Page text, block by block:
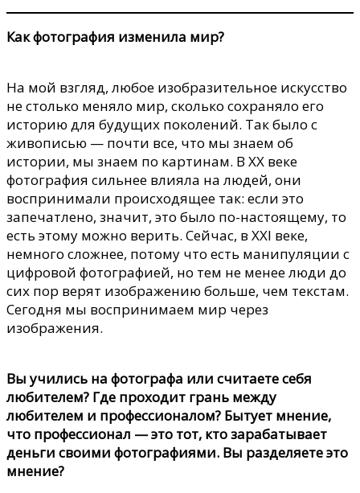
Как фотография изменила мир?
На мой взгляд, любое изобразительное искусство
не столько меняло мир, сколько сохраняло его
историю для будущих поколений. Так было с
живописью — почти все, что мы знаем об
истории, мы знаем по картинам. В ХХ веке
фотография сильнее влияла на людей, они
воспринимали происходящее так: если это
запечатлено, значит, это было по-настоящему, то
есть этому можно верить. Сейчас, в XXI веке,
немного сложнее, потому что есть манипуляции с
цифровой фотографией, но тем не менее люди до
сих пор верят изображению больше, чем текстам.
Сегодня мы воспринимаем мир через
изображения.
Вы учились на фотографа или считаете себя
любителем? Где проходит грань между
любителем и профессионалом? Бытует мнение,
что профессионал — это тот, кто зарабатывает
деньги своими фотографиями. Вы разделяете это
мнение?